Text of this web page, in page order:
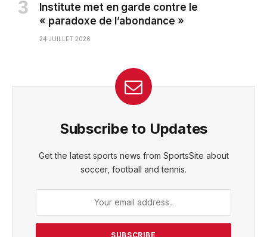
Institute met en garde contre le
« paradoxe de l’abondance »
24 JUILLET 2026
Subscribe to Updates
Get the latest sports news from SportsSite about
soccer, football and tennis.